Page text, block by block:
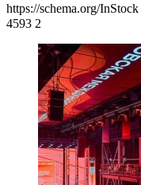
https://schema.org/InStock
4593 2